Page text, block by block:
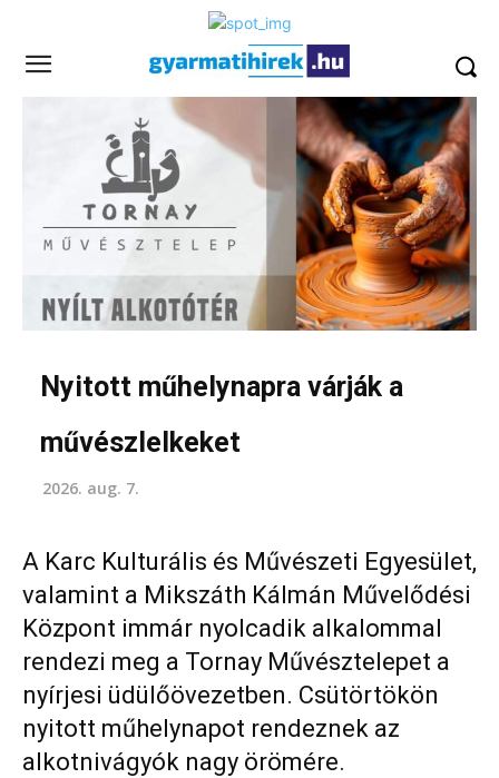
Nyitott műhelynapra várják a
művészlelkeket
2026. aug. 7.
A Karc Kulturális és Művészeti Egyesület,
valamint a Mikszáth Kálmán Művelődési
Központ immár nyolcadik alkalommal
rendezi meg a Tornay Művésztelepet a
nyírjesi üdülőövezetben. Csütörtökön
nyitott műhelynapot rendeznek az
alkotnivágyók nagy örömére.